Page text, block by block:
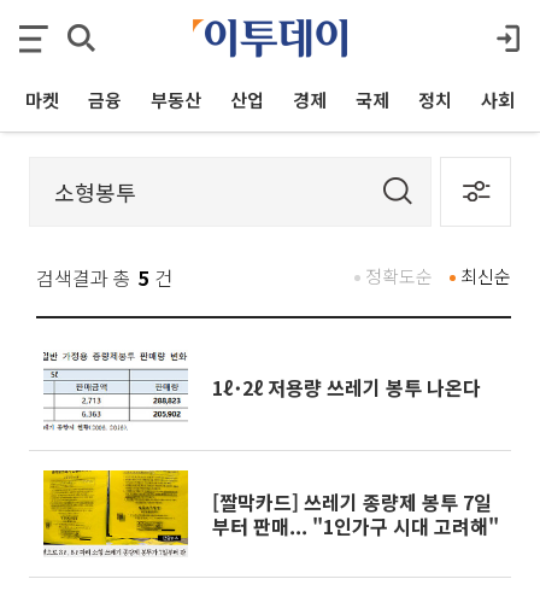
마켓 금융 부동산 산업 경제 국제 정치 사회
검색결과 총 5 건 최신순
정확도순
1ℓ･2ℓ 저용량 쓰레기 봉투 나온다
[짤막카드] 쓰레기 종량제 봉투 7일
부터 판매... "1인가구 시대 고려해"